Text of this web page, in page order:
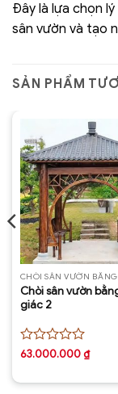
Đây là lựa chọn
sân vườn và tạo
SẢN PHẨM
CHÒI SÂN VƯỜN
Chòi sân vườn
giác 2
Được
63.000.000₫